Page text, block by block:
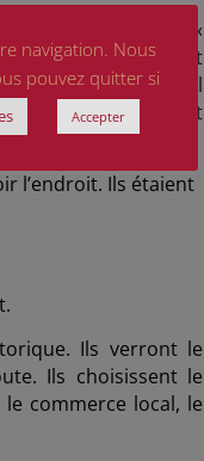
semaines. «
à Facebook, on reçoit
le bénévole. Il
Les anecdotes sont
l’endroit. Ils étaient
Ils verront le
Ils choisissent le
commerce local, le
navigation. Nous
pouvez quitter si
Accepter